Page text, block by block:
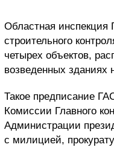
Областная инспекция
строительного
четырех объектов,
возведенных зданиях
Такое предписание
Комиссии Главного
Администрации
с милицией,